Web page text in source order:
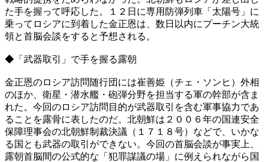
た手を握って呼応した。１２日に専用防弾列車「太陽号」に
乗ってロシアに到着した金正恩は、数日以内にプーチン大統
領と首脳会談をすると予想される。
◆「武器取引」で手を握る露朝
金正恩のロシア訪問随行団には崔善姫（チェ・ソンヒ）外相
のほか、衛星・潜水艦・砲弾分野を担当する軍の幹部が含ま
れた。今回のロシア訪問目的が武器取引を含む軍事協力であ
ることを露骨に表したのだ。北朝鮮は２００６年の国連安全
保障理事会の北朝鮮制裁決議（１７１８号）などで、いかな
る国とも武器の取引ができない。今回の首脳会談が事実上、
露朝首脳間の公式的な「犯罪謀議の場」に例えられながら国